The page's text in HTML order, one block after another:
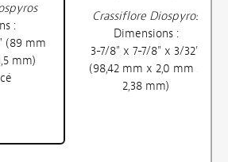
:
(89 mm
mm)
Crassiflore Diospyros
Dimensions :
3-7/8" x 7-7/8" x 3/32"
(98,42 mm x 2,0 mm x
2,38 mm)